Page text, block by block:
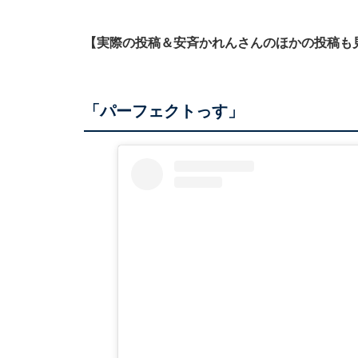
【実際の投稿＆安斉かれんさんのほかの投稿も
「パーフェクトっす」